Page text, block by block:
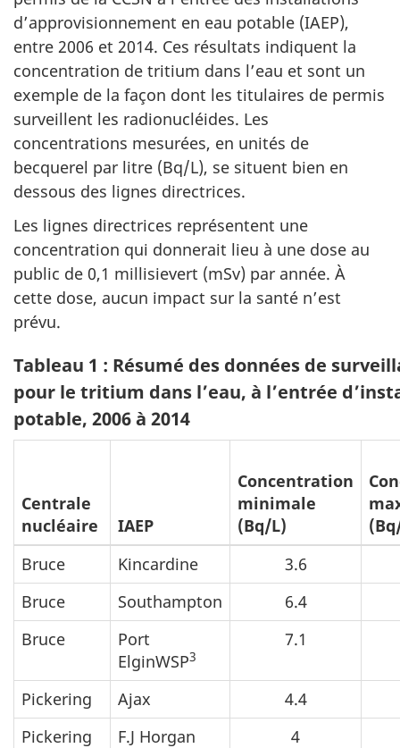
d’approvisionnement en eau potable (IAEP),
entre 2006 et 2014. Ces résultats indiquent la
concentration de tritium dans l’eau et sont un
exemple de la façon dont les titulaires de permis
surveillent les radionucléides. Les
concentrations mesurées, en unités de
becquerel par litre (Bq/L), se situent bien en
dessous des lignes directrices.
Les lignes directrices représentent une
concentration qui donnerait lieu à une dose au
public de 0,1 millisievert (mSv) par année. À
cette dose, aucun impact sur la santé n’est
prévu.
Tableau 1 : Résumé des données de
pour le tritium dans l’eau, à l’entrée
potable, 2006 à 2014
Centrale
nucléaire
IAEP
Concentration
minimale
(Bq/L)
Bruce
Kincardine
3.6
Bruce
Southampton
6.4
Bruce
Port
ElginWSP3
7.1
Pickering Ajax
4.4
Pickering
F.J Horgan
4